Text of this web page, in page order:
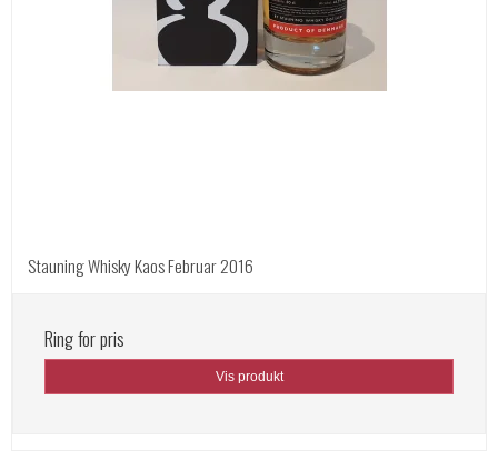
Stauning Whisky Kaos Februar 2016
Ring for pris
Vis produkt